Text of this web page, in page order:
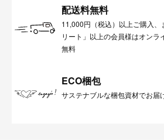
配送料無料
11,000円（税込）以上ご購入、
リート」以上の会員様はオンラ
無料
ECO梱包
サステナブルな梱包資材でお届